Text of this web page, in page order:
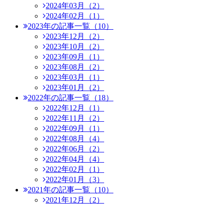
2024年03月（2）
2024年02月（1）
2023年の記事一覧（10）
2023年12月（2）
2023年10月（2）
2023年09月（1）
2023年08月（2）
2023年03月（1）
2023年01月（2）
2022年の記事一覧（18）
2022年12月（1）
2022年11月（2）
2022年09月（1）
2022年08月（4）
2022年06月（2）
2022年04月（4）
2022年02月（1）
2022年01月（3）
2021年の記事一覧（10）
2021年12月（2）